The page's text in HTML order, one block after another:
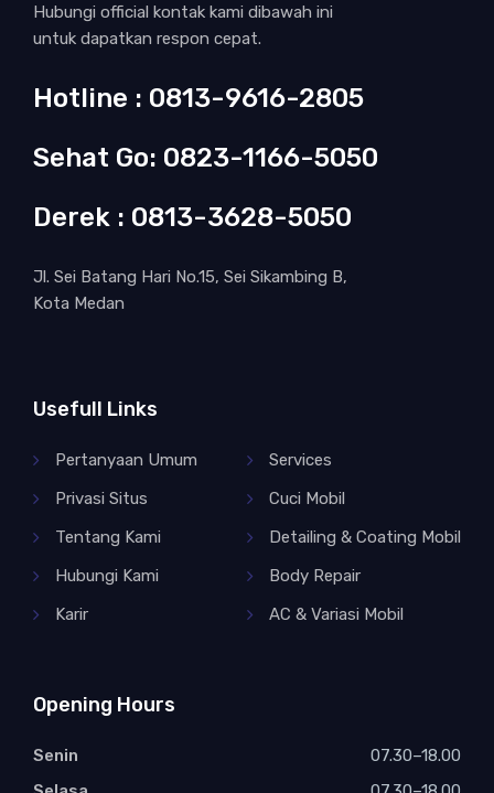
Hubungi official kontak kami dibawah ini
untuk dapatkan respon cepat.
Hotline : 0813-9616-2805
Sehat Go: 0823-1166-5050
Derek : 0813-3628-5050
Jl. Sei Batang Hari No.15, Sei Sikambing B,
Kota Medan
Usefull Links
Pertanyaan Umum
Services
Privasi Situs
Cuci Mobil
Tentang Kami
Detailing & Coating Mobil
Hubungi Kami
Body Repair
Karir
AC & Variasi Mobil
Opening Hours
Senin
07.30–18.00